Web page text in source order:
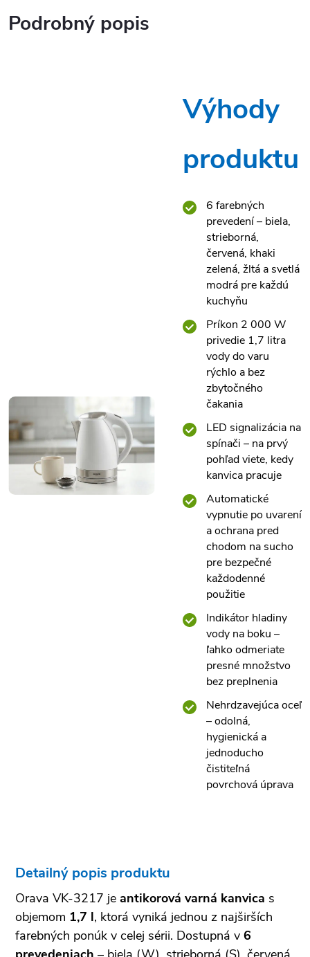
Podrobný popis
Výhody
produktu
6 farebných
prevedení – biela,
strieborná,
červená, khaki
zelená, žltá a svetlá
modrá pre každú
kuchyňu
Príkon 2 000 W
privedie 1,7 litra
vody do varu
rýchlo a bez
zbytočného
čakania
LED signalizácia na
spínači – na prvý
pohľad viete, kedy
kanvica pracuje
Automatické
vypnutie po uvarení
a ochrana pred
chodom na sucho
pre bezpečné
každodenné
použitie
Indikátor hladiny
vody na boku –
ľahko odmeriate
presné množstvo
bez preplnenia
Nehrdzavejúca oceľ
– odolná,
hygienická a
jednoducho
čistiteľná
povrchová úprava
Detailný popis produktu
Orava VK-3217 je antikorová varná kanvica s
objemom 1,7 l, ktorá vyniká jednou z najširších
farebných ponúk v celej sérii. Dostupná v 6